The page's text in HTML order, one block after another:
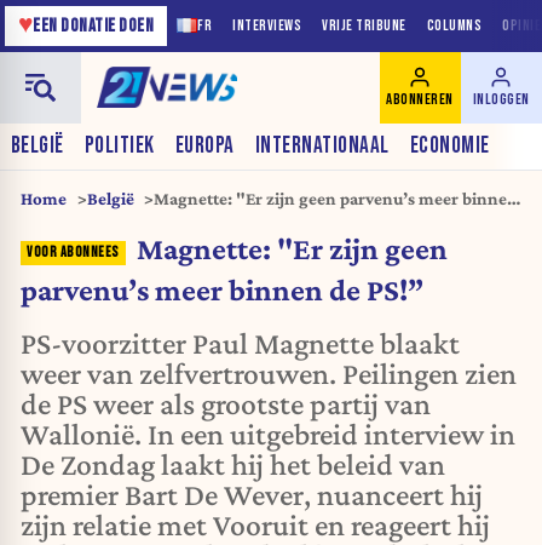
FR INTERVIEWS VRIJE TRIBUNE COLUMNS
♥EEN DONATIE DOEN
BELGIË POLITIEK EUROPA INTERNATIONAAL ECONOMIE
ABONNEREN INLOGGEN
Home België
Magnette: "Er zijn geen parvenu’s meer binnen
Magnette: "Er zijn geen
parvenu’s meer binnen de PS!”
PS-voorzitter Paul Magnette blaakt
weer van zelfvertrouwen. Peilingen zien
de PS weer als grootste partij van
Wallonië. In een uitgebreid interview in
De Zondag laakt hij het beleid van
premier Bart De Wever, nuanceert hij
zijn relatie met Vooruit en reageert hij